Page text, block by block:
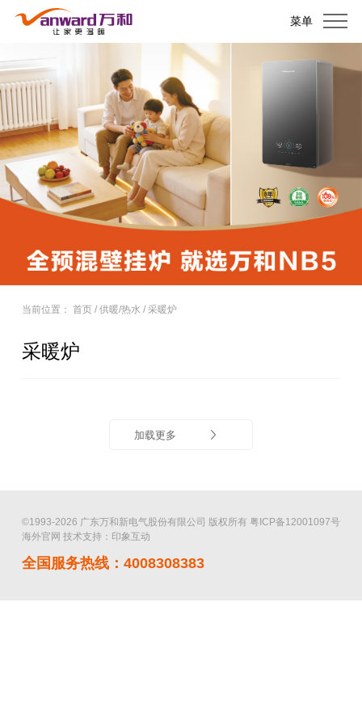
菜单
当前位置： 首页/ 供暖/热水 / 采暖炉
采暖炉
加载更多
©1993-2026 广东万和新电气股份有限公司 版权所有 粤ICP备12001097号
海外官网 技术支持：印象互动
全国服务热线：4008308383